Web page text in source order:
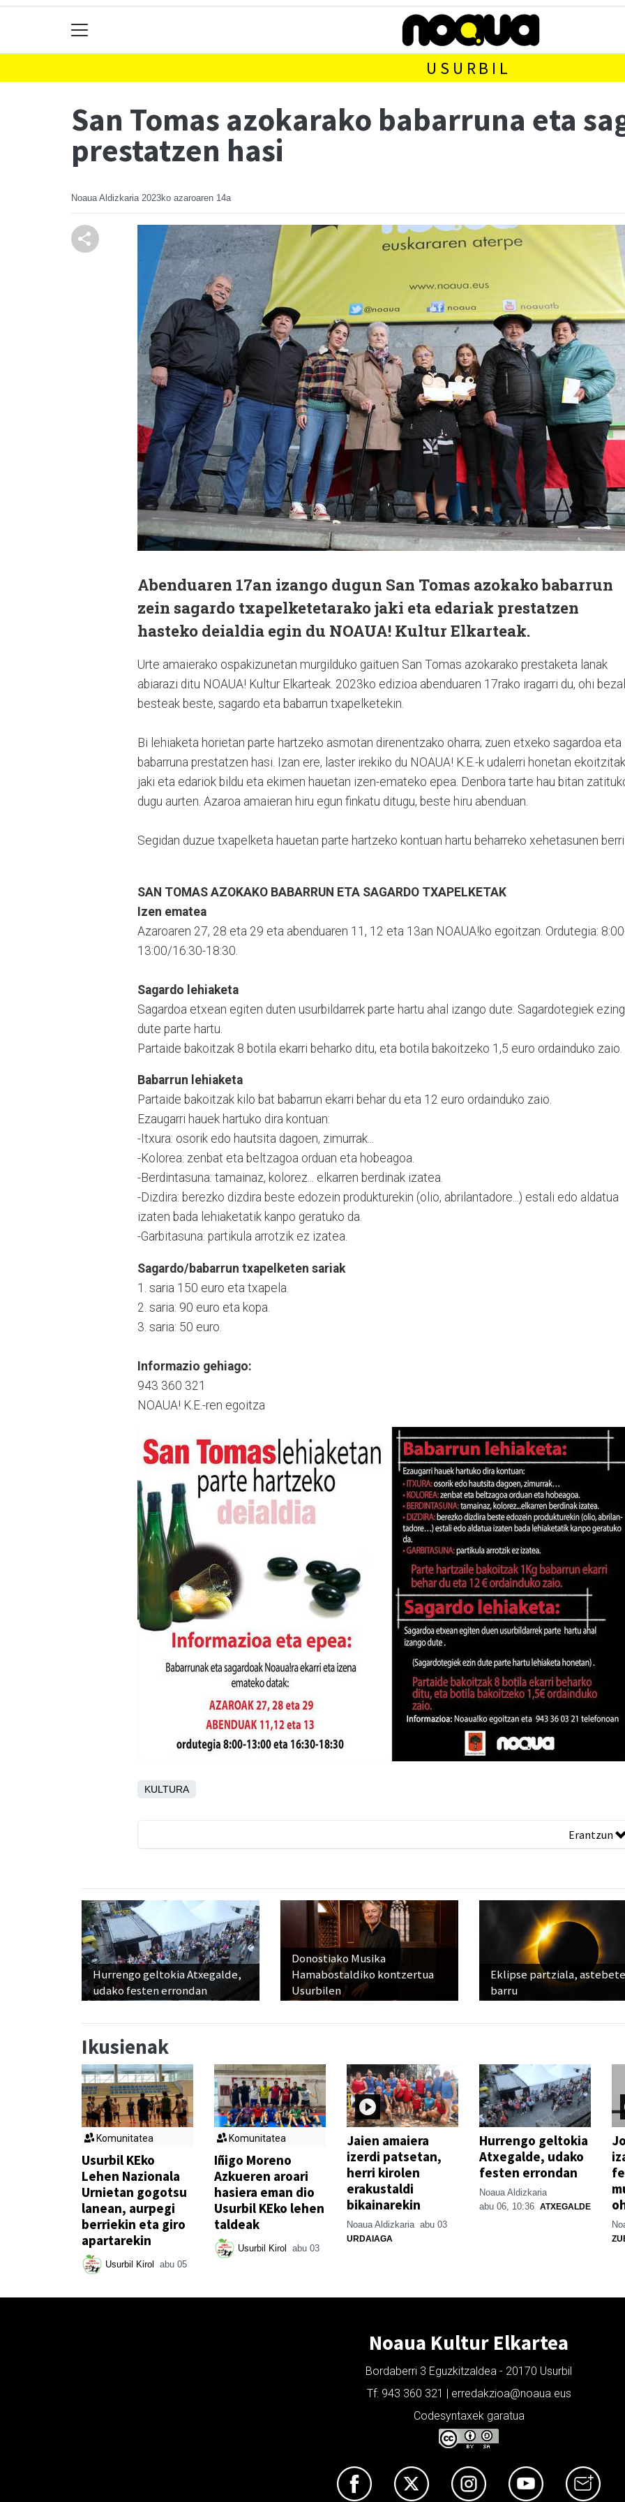
USURBIL
San Tomas azokarako babarruna eta
prestatzen hasi
Noaua Aldizkaria 2023ko azaroaren 14a
Abenduaren 17an izango dugun San Tomas azokako babarrun
zein sagardo txapelketetarako jaki eta edariak prestatzen
hasteko deialdia egin du NOAUA! Kultur Elkarteak.
Urte amaierako ospakizunetan murgilduko gaituen San Tomas azokarako prestaketa lanak
abiarazi ditu NOAUA! Kultur Elkarteak. 2023ko edizioa abenduaren 17rako iragarri du, ohi
besteak beste, sagardo eta babarrun txapelketekin.
Bi lehiaketa horietan parte hartzeko asmotan direnentzako oharra; zuen etxeko sagardoa eta
babarruna prestatzen hasi. Izan ere, laster irekiko du NOAUA! K.E.-k udalerri honetan
jaki eta edariok bildu eta ekimen hauetan izen-emateko epea. Denbora tarte hau bitan
dugu aurten. Azaroa amaieran hiru egun finkatu ditugu, beste hiru abenduan.
Segidan duzue txapelketa hauetan parte hartzeko kontuan hartu beharreko xehetasunen
SAN TOMAS AZOKAKO BABARRUN ETA SAGARDO TXAPELKETAK
Izen ematea
Azaroaren 27, 28 eta 29 eta abenduaren 11, 12 eta 13an NOAUA!ko egoitzan. Ordutegia:
13:00/16:30-18:30.
Sagardo lehiaketa
Sagardoa etxean egiten duten usurbildarrek parte hartu ahal izango dute. Sagardotegiek
dute parte hartu.
Partaide bakoitzak 8 botila ekarri beharko ditu, eta botila bakoitzeko 1,5 euro ordainduko zaio.
Babarrun lehiaketa
Partaide bakoitzak kilo bat babarrun ekarri behar du eta 12 euro ordainduko zaio.
Ezaugarri hauek hartuko dira kontuan:
-Itxura: osorik edo hautsita dagoen, zimurrak...
-Kolorea: zenbat eta beltzagoa orduan eta hobeagoa.
-Berdintasuna: tamainaz, kolorez... elkarren berdinak izatea.
-Dizdira: berezko dizdira beste edozein produkturekin (olio, abrilantadore...) estali edo aldatua
izaten bada lehiaketatik kanpo geratuko da.
-Garbitasuna: partikula arrotzik ez izatea.
Sagardo/babarrun txapelketen sariak
1. saria 150 euro eta txapela.
2. saria: 90 euro eta kopa.
3. saria: 50 euro.
Informazio gehiago:
943 360 321
NOAUA! K.E.-ren egoitza
KULTURA
Erantzun
Hurrengo geltokia Atxegalde,
udako festen errondan
Donostiako Musika
Hamabostaldiko kontzertua
Usurbilen
Eklipse partziala, astebete
barru
Ikusienak
Komunitatea
Usurbil KEko
Lehen Nazionala
Urnietan gogotsu
lanean, aurpegi
berriekin eta giro
apartarekin
Usurbil Kirol abu 05
Komunitatea
Iñigo Moreno
Azkueren aroari
hasiera eman dio
Usurbil KEko lehen
taldeak
Usurbil Kirol abu 03
Jaien amaiera
izerdi patsetan,
herri kirolen
erakustaldi
bikainarekin
Noaua Aldizkaria abu 03
URDAIAGA
Hurrengo geltokia
Atxegalde, udako
festen errondan
Noaua Aldizkaria
abu 06, 10:36 ATXEGALDE
Noaua Kultur Elkartea
Bordaberri 3 Eguzkitzaldea - 20170 Usurbil
Tf: 943 360 321 | erredakzioa@noaua.eus
Codesyntaxek garatua